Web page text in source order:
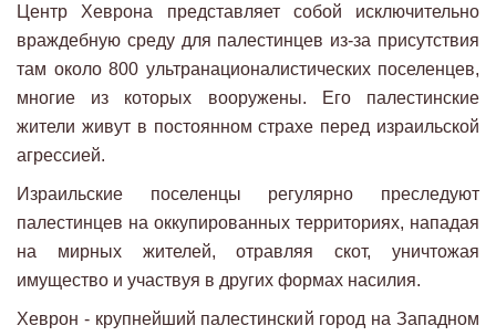
Центр Хеврона представляет собой исключительно
враждебную среду для палестинцев из-за присутствия
там около 800 ультранационалистических поселенцев,
многие из которых вооружены. Его палестинские
жители живут в постоянном страхе перед израильской
агрессией.
Израильские поселенцы регулярно преследуют
палестинцев на оккупированных территориях, нападая
на мирных жителей, отравляя скот, уничтожая
имущество и участвуя в других формах насилия.
Хеврон - крупнейший палестинский город на Западном